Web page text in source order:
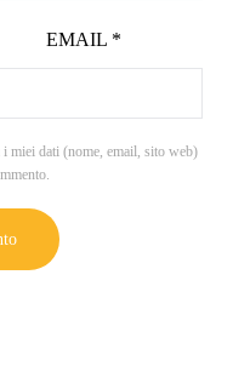
EMAIL *
miei dati (nome, email, sito web)